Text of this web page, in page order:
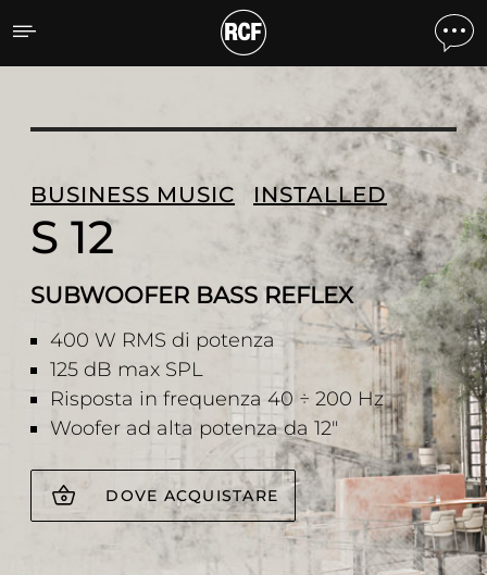
S 12 SUBWOOFER BASS
BUSINESS MUSIC INSTALLED
S 12
SUBWOOFER BASS REFLEX
400 W RMS di potenza
125 dB max SPL
Risposta in frequenza 40 ÷ 200 Hz
Woofer ad alta potenza da 12"
DOVE ACQUISTARE